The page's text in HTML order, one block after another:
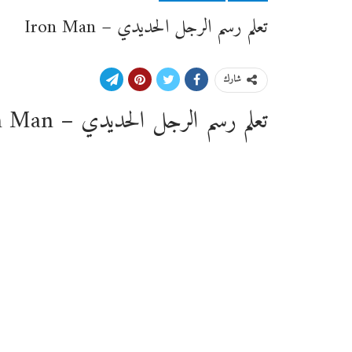
تعلم رسم الرجل الحديدي – Iron Man
شارك
تعلم رسم الرجل الحديدي – Iron Man